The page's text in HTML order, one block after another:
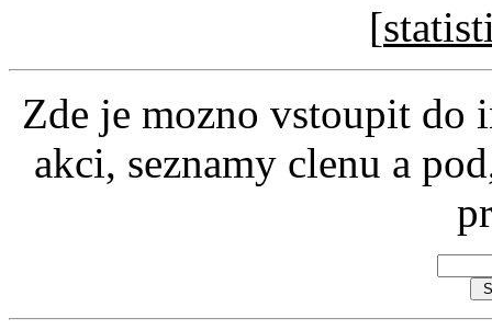
[
Zde je mozno vstoupit do
akci, seznamy clenu a